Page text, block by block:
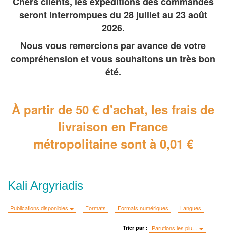
seront interrompues du 28 juillet au 23 août
2026.
Nous vous remercions par avance de votre
compréhension et vous souhaitons un très bon
été.
À partir de 50 € d'achat, les frais de
livraison en France
métropolitainesont à 0,01 €
Kali Argyriadis
Publications disponibles Formats Formats numériques Langues
Trier par : Parutions les plu…